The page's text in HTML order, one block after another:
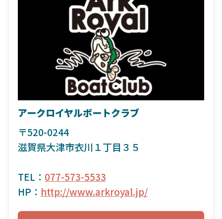
アークロイヤルボートクラブ
〒520-0244
滋賀県大津市衣川１丁目３５
TEL： 077-573-5533
HP： http://www.arkroyal.jp/